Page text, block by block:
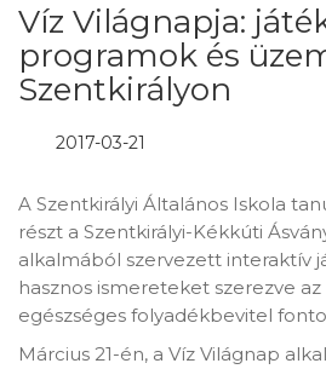
Víz Világnapja:
programok és
Szentkirályon
2017-03-21
A Szentkirályi Általános Iskola
részt a Szentkirályi-Kékkúti
alkalmából szervezett interaktív
hasznos ismereteket szerezve az
egészséges folyadékbevitel
Március 21-én, a Víz Világnap